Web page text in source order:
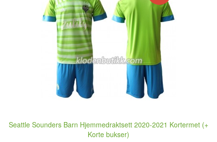
Seattle Sounders Barn Hjemmedraktsett 2020-2021 Kortermet (+
Korte bukser)